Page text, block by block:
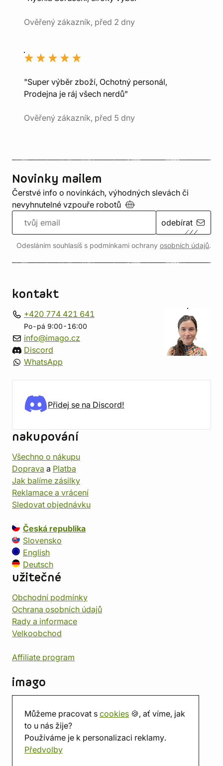
Můžeme pracovat s cookies 🍪, ať víme, jak
to u nás žije?
Používáme je k personalizaci reklamy.
Předvolby
Ověřený zákazník, před 2 dny
"Super výběr zboží, Ochotný personál,
Prodejna je ráj všech nerdů"
Ověřený zákazník, před 5 dny
Novinky mailem
Čerstvé info o novinkách, výhodných slevách či
nevyhnutelné vzpouře robotů
odebírat
Odesláním souhlasíš s podmínkami ochrany osobních údajů.
kontakt
+420 774 421 641
Po-pá 9:00-16:00
info@imago.cz
Discord
WhatsApp
Přidej se na Discord!
nakupování
Všechno o nákupu
Doprava a Platba
Jak balíme zásilky
Reklamace a vrácení
Sledovat objednávku
Česká republika
Slovensko
English
Deutsch
užitečné
Obchodní podmínky
Ochrana osobních údajů
Rady a informace
Velkoobchod
Affiliate program
imago
Prodejna
Herna
O nás
Hodnocení obchodu